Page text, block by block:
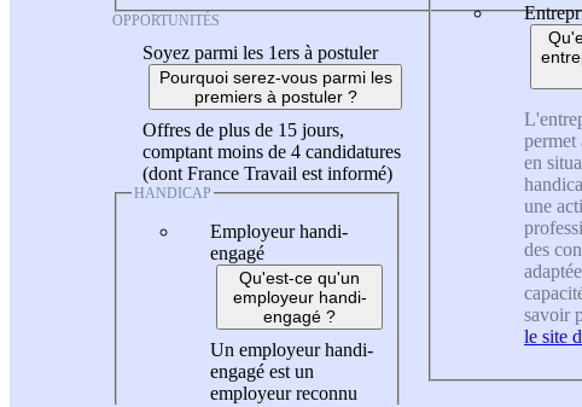
OPPORTUNITÉS
Soyez parmi les 1ers à postuler
Pourquoi serez-vous parmi les
premiers à postuler ?
Offres de plus de 15 jours,
comptant moins de 4 candidatures
(dont France Travail est informé)
HANDICAP
Employeur handi-
engagé
Qu'est-ce qu'un
employeur handi-
engagé ?
Un employeur handi-
engagé est un
employeur reconnu
permet
en
une
des
savoir
le site